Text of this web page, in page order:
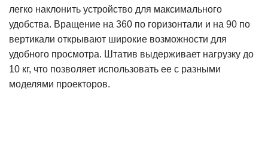
легко наклонить устройство для максимального
удобства. Вращение на 360 по горизонтали и на 90 по
вертикали открывают широкие возможности для
удобного просмотра. Штатив выдерживает нагрузку до
10 кг, что позволяет использовать ее с разными
моделями проекторов.